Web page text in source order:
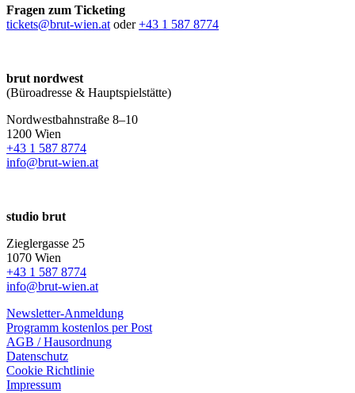
Fragen zum Ticketing
tickets@brut-wien.atoder+43 1 587 8774
brut nordwest
(Büroadresse & Hauptspielstätte)
Nordwestbahnstraße 8–10
1200 Wien
+43 1 587 8774
info@brut-wien.at
studio brut
Zieglergasse 25
1070 Wien
+43 1 587 8774
info@brut-wien.at
Newsletter-Anmeldung
Programm kostenlos per Post
AGB / Hausordnung
Datenschutz
Cookie Richtlinie
Impressum